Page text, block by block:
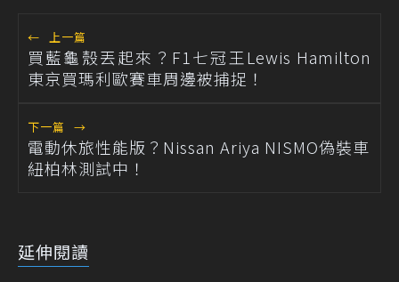
← 上一篇
買藍龜殼丟起來？F1七冠王Lewis Hamilton
東京買瑪利歐賽車周邊被捕捉！
下一篇 →
電動休旅性能版？Nissan Ariya NISMO偽裝車
紐柏林測試中！
延伸閱讀